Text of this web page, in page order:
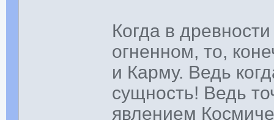
Когда в
огненном, то,
и Карму. Ведь
сущность! Ведь
явлением